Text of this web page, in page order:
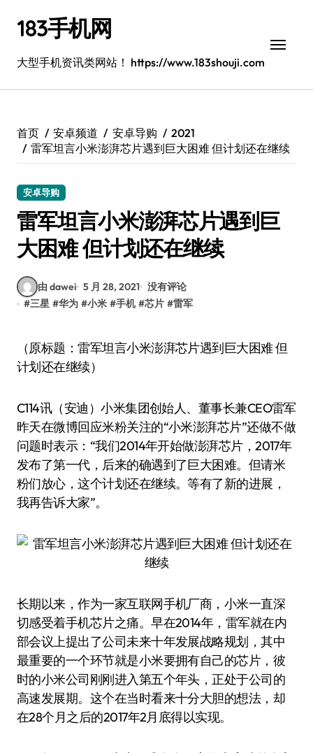
183手机网
大型手机资讯类网站！ https://www.183shouji.com
首页 安卓频道 安卓导购
2021
雷军坦言小米澎湃芯片遇到巨大困难 但计划还在继续
安卓导购
雷军坦言小米澎湃芯片遇到巨
大困难 但计划还在继续
由 dawei 5 月 28, 2021 没有评论
#三星 #华为 #小米 #手机 #芯片 #雷军
（原标题：雷军坦言小米澎湃芯片遇到巨大困难 但
计划还在继续）
C114讯（安迪）小米集团创始人、董事长兼CEO雷军
昨天在微博回应米粉关注的“小米澎湃芯片”还做不做
问题时表示：“我们2014年开始做澎湃芯片，2017年
发布了第一代，后来的确遇到了巨大困难。但请米
粉们放心，这个计划还在继续。等有了新的进展，
我再告诉大家”。
长期以来，作为一家互联网手机厂商，小米一直深
切感受着手机芯片之痛。早在2014年，雷军就在内
部会议上提出了公司未来十年发展战略规划，其中
最重要的一个环节就是小米要拥有自己的芯片，彼
时的小米公司刚刚进入第五个年头，正处于公司的
高速发展期。这个在当时看来十分大胆的想法，却
在28个月之后的2017年2月底得以实现。